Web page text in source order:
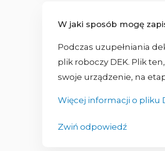
W jaki sposób mogę
Zwiń odpowiedź
Podczas uzupełniania
plik roboczy DEK. Plik
swoje urządzenie, na
Więcej informacji o pliku